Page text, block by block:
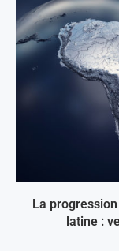
La
latine :